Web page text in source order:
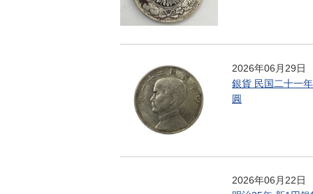
2026年06月29日
銀貨 民国二十一
圓
2026年06月22日